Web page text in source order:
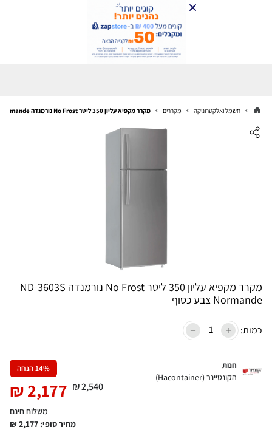
חשמל ואלקטרוניקה מקררים מקרר מקפיא עליון 350 ליטר No Frost נורמנדה ND-3603S Normande צבע כסוף
מקרר מקפיא עליון 350 ליטר No Frost נורמנדה ND-3603S
Normande צבע כסוף
כמות:
חנות
הקונטיינר (Hacontainer)
14% הנחה
2,540
₪
2,177
₪
משלוח חינם
מחיר סופי: 2,177
₪